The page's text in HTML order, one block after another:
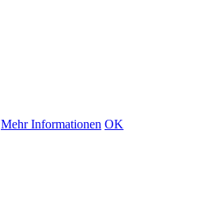
Mehr Informationen OK